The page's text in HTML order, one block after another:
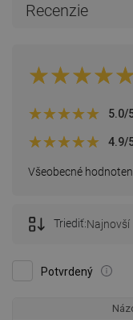
Recenzie
Všeobecné
5.0/
4.9/
Potvrdený
Triediť:Najnovší